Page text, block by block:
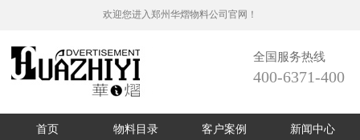
欢迎您进入郑州华熠物料公司官网！
全国服务热线
400-6371-400
首页 物料目录 客户案例 新闻中心